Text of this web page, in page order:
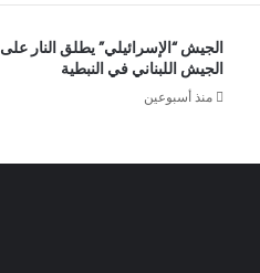
الجيش “الإسرائيلي” يطلق النار على
الجيش اللبناني في النبطية
منذ أسبوعين